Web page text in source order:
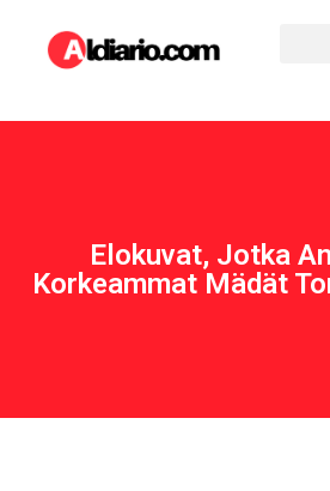
Elokuvat, Jotka
Korkeammat Mädät